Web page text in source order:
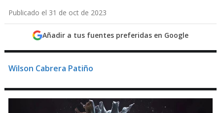
Publicado el 31 de oct de 2023
Añadir a tus fuentes preferidas en Google
Wilson Cabrera Patiño